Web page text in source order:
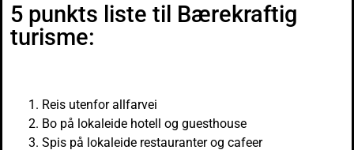
5 punkts liste til Bærekraftig
turisme:
Reis utenfor allfarvei
Bo på lokaleide hotell og guesthouse
Spis på lokaleide restauranter og cafeer